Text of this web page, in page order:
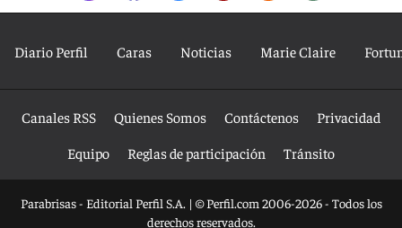
Diario Perfil Caras Noticias Marie Claire
Canales RSS Quienes Somos Contáctenos
Privacidad
Equipo
Reglas de participación Tránsito
Parabrisas - Editorial Perfil S.A. | © Perfil.com 2006-2026 - Todos los
derechos reservados.